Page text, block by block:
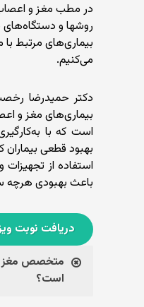
در مطب مغز و
روشها و دستگاه‌های
بیماری‌های مرتبط
می‌کنیم.
دکتر حمیدرضا
بیماری‌های مغز و
است که با
بهبود قطعی
استفاده از تجهیزات
باعث بهبودی هرچه
دریافت نوبت
متخصص مغز
است؟